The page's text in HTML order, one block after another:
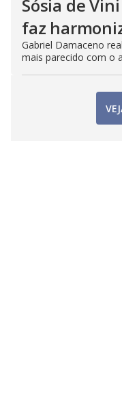
Sósia de
faz
Gabriel Damaceno
mais parecido com o